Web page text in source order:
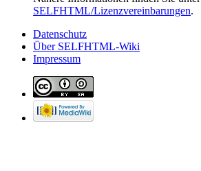
SELFHTML/Lizenzvereinbarungen.
Datenschutz
Über SELFHTML-Wiki
Impressum